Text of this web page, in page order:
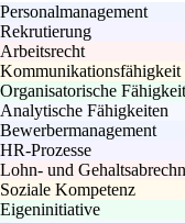
Personalmanagement
Rekrutierung
Arbeitsrecht
Kommunikationsfähigkeit
Organisatorische
Analytische Fähigkeiten
Bewerbermanagement
HR-Prozesse
Lohn- und
Soziale Kompetenz
Eigeninitiative